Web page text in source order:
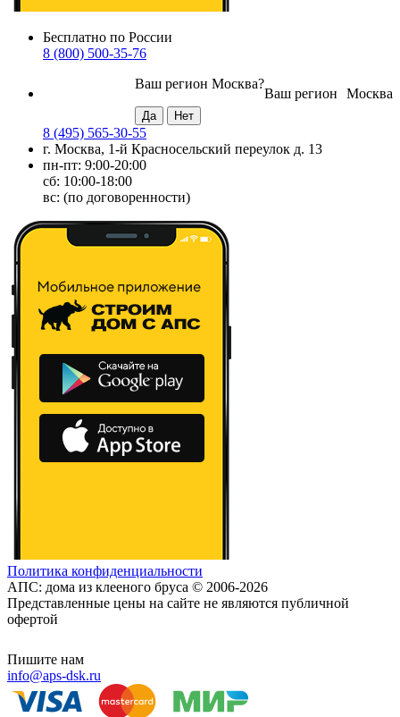
Бесплатно по России
8 (800) 500-35-76
Москва
Ваш регион
Ваш регион Москва?
8 (495) 565-30-55
г. Москва, 1-й Красносельский переулок д. 13
пн-пт: 9:00-20:00
сб: 10:00-18:00
вс: (по договоренности)
Политика конфиденциальности
АПС: дома из клееного бруса © 2006-2026
Представленные цены на сайте не являются публичной
офертой
Пишите нам
info@aps-dsk.ru